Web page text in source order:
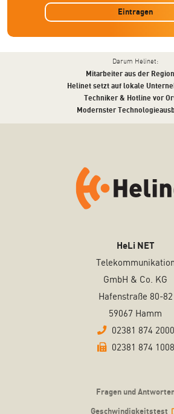
Eintragen
Darum Helinet:
Mitarbeiter aus der Region
Helinet setzt auf lokale
Techniker & Hotline vor
Modernster
HeLi NET
GmbH & Co. KG
Hafenstraße 80-82
59067 Hamm
02381 874 2000
02381 874 1008
Fragen und
Geschwindigkeitstest